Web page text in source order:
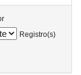
Registro(s)